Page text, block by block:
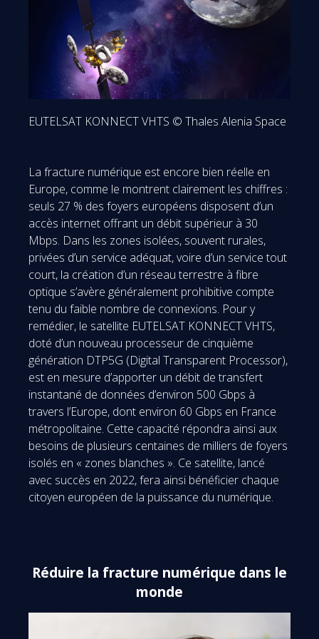
EUTELSAT KONNECT VHTS © Thales Alenia Space
La fracture numérique est encore bien réelle en
Europe, comme le montrent clairement les chiffres :
seuls 27 % des foyers européens disposent d’un
accès internet offrant un débit supérieur à 30
Mbps. Dans les zones isolées, souvent rurales,
privées d’un service adéquat, voire d’un service tout
court, la création d’un réseau terrestre à fibre
optique s’avère généralement prohibitive compte
tenu du faible nombre de connexions. Pour y
remédier, le satellite EUTELSAT KONNECT VHTS,
doté d’un nouveau processeur de cinquième
génération DTP5G (Digital Transparent Processor),
est en mesure d’apporter un débit de transfert
instantané de données d’environ 500 Gbps à
travers l’Europe, dont environ 60 Gbps en France
métropolitaine. Cette capacité répondra ainsi aux
besoins de plusieurs centaines de milliers de foyers
isolés en « zones blanches ». Ce satellite, lancé
avec succès en 2022, fera ainsi bénéficier chaque
citoyen européen de la puissance du numérique.
Réduire la fracture numérique dans le
monde